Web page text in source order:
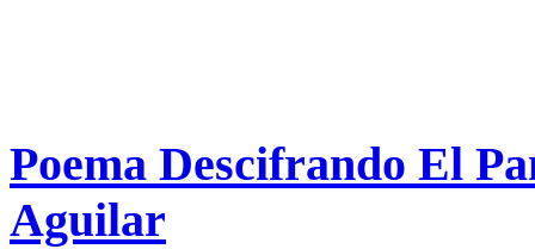
Poema Descifrando El
Aguilar